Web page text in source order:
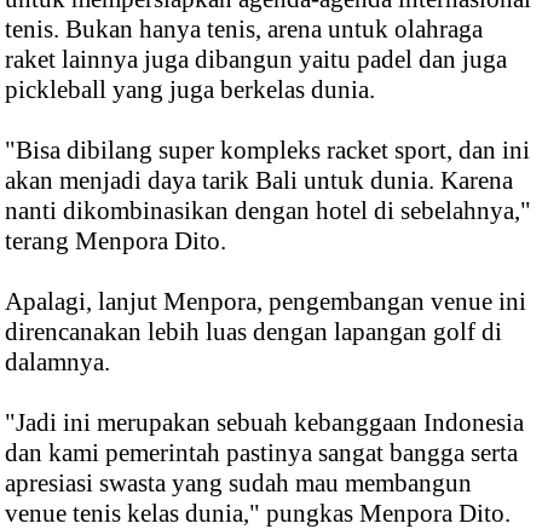
tenis. Bukan hanya tenis, arena untuk olahraga
raket lainnya juga dibangun yaitu padel dan juga
pickleball yang juga berkelas dunia.
"Bisa dibilang super kompleks racket sport, dan ini
akan menjadi daya tarik Bali untuk dunia. Karena
nanti dikombinasikan dengan hotel di sebelahnya,"
terang Menpora Dito.
Apalagi, lanjut Menpora, pengembangan venue ini
direncanakan lebih luas dengan lapangan golf di
dalamnya.
"Jadi ini merupakan sebuah kebanggaan Indonesia
dan kami pemerintah pastinya sangat bangga serta
apresiasi swasta yang sudah mau membangun
venue tenis kelas dunia," pungkas Menpora Dito.